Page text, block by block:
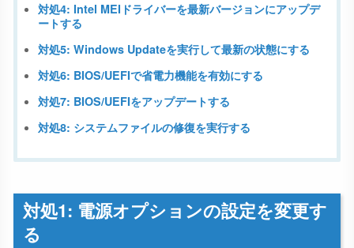
対処4: Intel MEIドライバーを最新バージョンにアップデ
ートする
対処5: Windows Updateを実行して最新の状態にする
対処6: BIOS/UEFIで省電力機能を有効にする
対処7: BIOS/UEFIをアップデートする
対処8: システムファイルの修復を実行する
対処1: 電源オプションの設定を変更す
る